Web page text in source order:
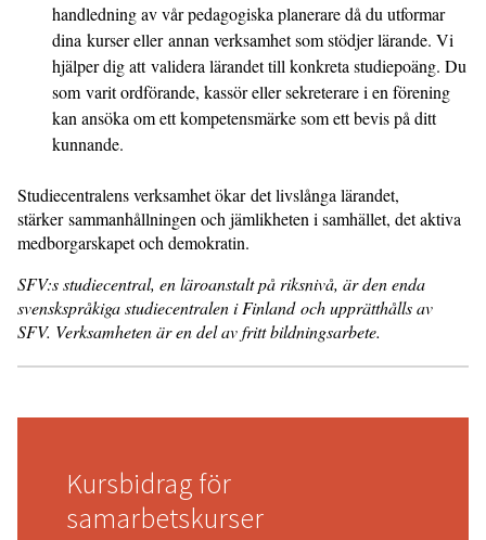
handledning av vår pedagogiska planerare då du utformar
dina kurser eller annan verksamhet som stödjer lärande. Vi
hjälper dig att validera lärandet till konkreta studiepoäng. Du
som varit ordförande, kassör eller sekreterare i en förening
kan ansöka om ett kompetensmärke som ett bevis på ditt
kunnande.
Studiecentralens verksamhet ökar det livslånga lärandet,
stärker sammanhållningen och jämlikheten i samhället, det aktiva
medborgarskapet och demokratin.
SFV:s studiecentral, en läroanstalt på riksnivå, är den enda
svenskspråkiga studiecentralen i Finland och upprätthålls av
SFV. Verksamheten är en del av fritt bildningsarbete.
Kursbidrag för
samarbetskurser